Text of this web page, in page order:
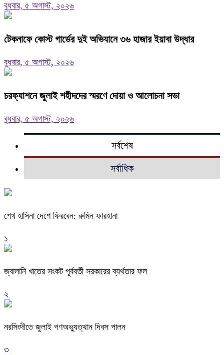
বুধবার, ৫ অগাস্ট, ২০২৬
টেকনাফে কোস্ট গার্ডের দুই অভিযানে ৩৬ হাজার ইয়াবা উদ্ধার
বুধবার, ৫ অগাস্ট, ২০২৬
চরফ্যাশনে জুলাই শহীদদের স্মরণে দোয়া ও আলোচনা সভা
বুধবার, ৫ অগাস্ট, ২০২৬
সর্বশেষ
সর্বাধিক
শেখ হাসিনা দেশে ফিরবেন: রুমিন ফারহানা
১
জ্বালানি খাতের সংকট পূর্ববর্তী সরকারের ব্যর্থতার ফল
২
নরসিংদীতে জুলাই গণঅভ্যুত্থান দিবস পালন
৩